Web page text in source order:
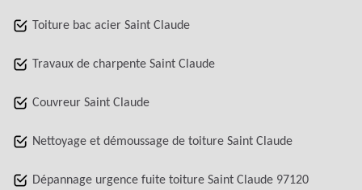
Toiture bac acier Saint Claude
Travaux de charpente Saint Claude
Couvreur Saint Claude
Nettoyage et démoussage de toiture Saint Claude
Dépannage urgence fuite toiture Saint Claude 97120